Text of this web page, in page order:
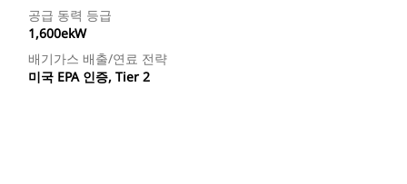
공급 동력 등급
1,600ekW
배기가스 배출/연료 전략
미국 EPA 인증, Tier 2